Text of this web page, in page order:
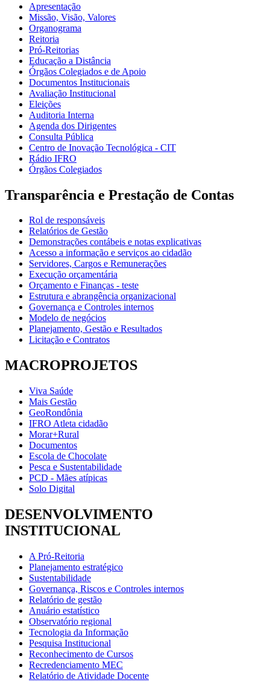
Apresentação
Missão, Visão, Valores
Organograma
Reitoria
Pró-Reitorias
Educação a Distância
Órgãos Colegiados e de Apoio
Documentos Institucionais
Avaliação Institucional
Eleições
Auditoria Interna
Agenda dos Dirigentes
Consulta Pública
Centro de Inovação Tecnológica - CIT
Rádio IFRO
Órgãos Colegiados
Transparência e Prestação de Contas
Rol de responsáveis
Relatórios de Gestão
Demonstrações contábeis e notas explicativas
Acesso a informação e serviços ao cidadão
Servidores, Cargos e Remunerações
Execução orçamentária
Orçamento e Finanças - teste
Estrutura e abrangência organizacional
Governança e Controles internos
Modelo de negócios
Planejamento, Gestão e Resultados
Licitação e Contratos
MACROPROJETOS
Viva Saúde
Mais Gestão
GeoRondônia
IFRO Atleta cidadão
Morar+Rural
Documentos
Escola de Chocolate
Pesca e Sustentabilidade
PCD - Mães atípicas
Solo Digital
DESENVOLVIMENTO
INSTITUCIONAL
A Pró-Reitoria
Planejamento estratégico
Sustentabilidade
Governança, Riscos e Controles internos
Relatório de gestão
Anuário estatístico
Observatório regional
Tecnologia da Informação
Pesquisa Institucional
Reconhecimento de Cursos
Recredenciamento MEC
Relatório de Atividade Docente